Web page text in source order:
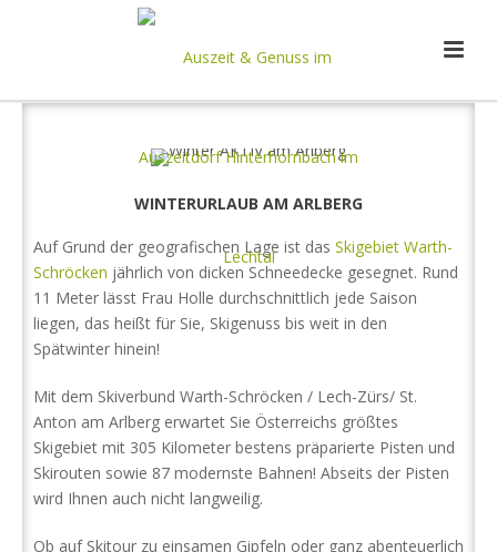
WINTERURLAUB AM ARLBERG
Auf Grund der geografischen Lage ist das Skigebiet Warth-
Schröcken jährlich von dicken Schneedecke gesegnet. Rund
11 Meter lässt Frau Holle durchschnittlich jede Saison
liegen, das heißt für Sie, Skigenuss bis weit in den
Spätwinter hinein!
Mit dem Skiverbund Warth-Schröcken / Lech-Zürs/ St.
Anton am Arlberg erwartet Sie Österreichs größtes
Skigebiet mit 305 Kilometer bestens präparierte Pisten und
Skirouten sowie 87 modernste Bahnen! Abseits der Pisten
wird Ihnen auch nicht langweilig.
Ob auf Skitour zu einsamen Gipfeln oder ganz abenteuerlich